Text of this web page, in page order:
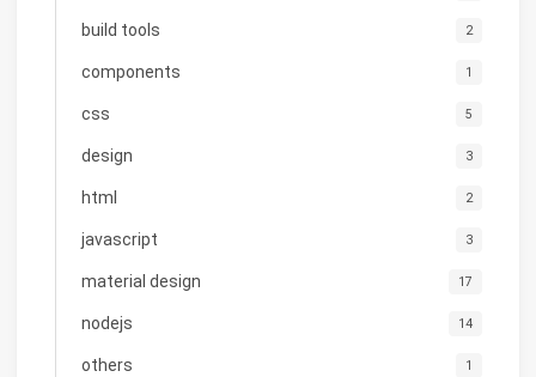
build tools 2
components 1
css 5
design 3
html 2
javascript 3
material design 17
nodejs 14
others 1